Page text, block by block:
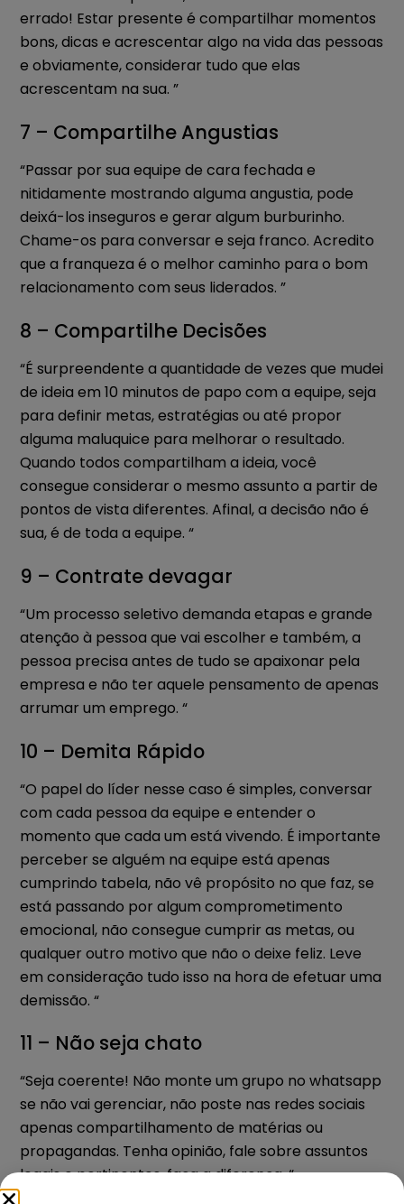
errado! Estar presente é compartilhar momentos
bons, dicas e acrescentar algo na vida das pessoas
e obviamente, considerar tudo que elas
acrescentam na sua. ”
7 – Compartilhe Angustias
“Passar por sua equipe de cara fechada e
nitidamente mostrando alguma angustia, pode
deixá-los inseguros e gerar algum burburinho.
Chame-os para conversar e seja franco. Acredito
que a franqueza é o melhor caminho para o bom
relacionamento com seus liderados. ”
8 – Compartilhe Decisões
“É surpreendente a quantidade de vezes que mudei
de ideia em 10 minutos de papo com a equipe, seja
para definir metas, estratégias ou até propor
alguma maluquice para melhorar o resultado.
Quando todos compartilham a ideia, você
consegue considerar o mesmo assunto a partir de
pontos de vista diferentes. Afinal, a decisão não é
sua, é de toda a equipe. “
9 – Contrate devagar
“Um processo seletivo demanda etapas e grande
atenção à pessoa que vai escolher e também, a
pessoa precisa antes de tudo se apaixonar pela
empresa e não ter aquele pensamento de apenas
arrumar um emprego. “
10 – Demita Rápido
“O papel do líder nesse caso é simples, conversar
com cada pessoa da equipe e entender o
momento que cada um está vivendo. É importante
perceber se alguém na equipe está apenas
cumprindo tabela, não vê propósito no que faz, se
está passando por algum comprometimento
emocional, não consegue cumprir as metas, ou
qualquer outro motivo que não o deixe feliz. Leve
em consideração tudo isso na hora de efetuar uma
demissão. “
11 – Não seja chato
“Seja coerente! Não monte um grupo no whatsapp
se não vai gerenciar, não poste nas redes sociais
apenas compartilhamento de matérias ou
propagandas. Tenha opinião, fale sobre assuntos
legais e pertinentes, faça a diferença. “